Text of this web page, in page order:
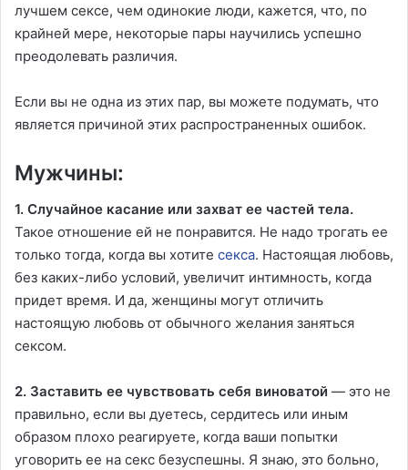
лучшем сексе, чем одинокие люди, кажется, что, по
крайней мере, некоторые пары научились успешно
преодолевать различия.
Если вы не одна из этих пар, вы можете подумать, что
является причиной этих распространенных ошибок.
Мужчины:
1. Случайное касание или захват ее частей тела.
Такое отношение ей не понравится. Не надо трогать ее
только тогда, когда вы хотите секса. Настоящая любовь,
без каких-либо условий, увеличит интимность, когда
придет время. И да, женщины могут отличить
настоящую любовь от обычного желания заняться
сексом.
2. Заставить ее чувствовать себя виноватой — это не
правильно, если вы дуетесь, сердитесь или иным
образом плохо реагируете, когда ваши попытки
уговорить ее на секс безуспешны. Я знаю, это больно,